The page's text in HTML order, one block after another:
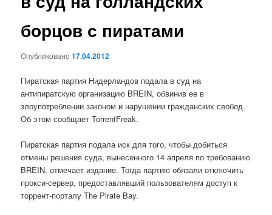
борцов с пиратами
Опубликовано17.04.2012
Пиратская партия Нидерландов подала в суд на
антипиратскую организацию BREIN, обвинив ее в
злоупотреблении законом и нарушении гражданских свобод.
Об этом сообщает TorrentFreak.
Пиратская партия подала иск для того, чтобы добиться
отмены решения суда, вынесенного 14 апреля по требованию
BREIN, отмечает издание. Тогда партию обязали отключить
прокси-сервер, предоставлявший пользователям доступ к
торрент-порталу The Pirate Bay.